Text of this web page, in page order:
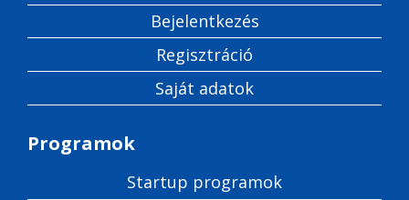
Bejelentkezés
Regisztráció
Saját adatok
Programok
Startup programok